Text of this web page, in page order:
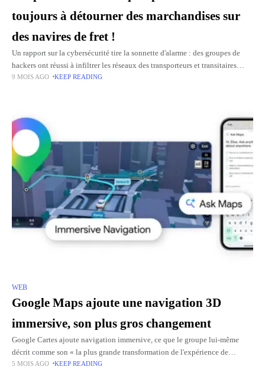
toujours à détourner des marchandises sur
des navires de fret !
Un rapport sur la cybersécurité tire la sonnette d'alarme : des groupes de
hackers ont réussi à infiltrer les réseaux des transporteurs et transitaires
américains afin de détourner les expéditions
9 MOIS AGO KEEP READING
WEB
Google Maps ajoute une navigation 3D
immersive, son plus gros changement
Google Cartes ajoute navigation immersive, ce que le groupe lui-même
décrit comme son « la plus grande transformation de l'expérience de
navigation depuis plus d'une décennie ». Fini l'affichage plat et
5 MOIS AGO KEEP READING